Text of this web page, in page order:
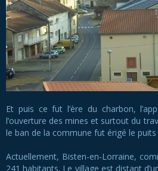
Et puis ce fut l’ère du charbon,
l’ouverture des mines et surtout du
le ban de la commune fut érigé le puits
Actuellement, Bisten-en-Lorraine,
241 habitants. Le village est distant